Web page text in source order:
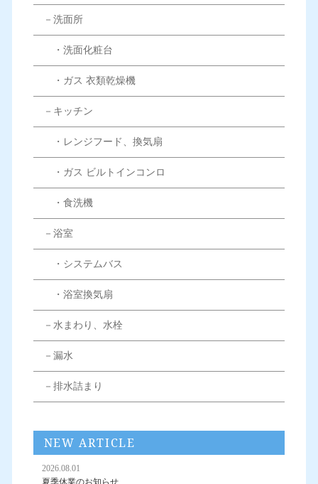
－洗面所
・洗面化粧台
・ガス 衣類乾燥機
－キッチン
・レンジフード、換気扇
・ガス ビルトインコンロ
・食洗機
－浴室
・システムバス
・浴室換気扇
－水まわり、水栓
－漏水
－排水詰まり
NEW ARTICLE
2026.08.01
夏季休業のお知らせ